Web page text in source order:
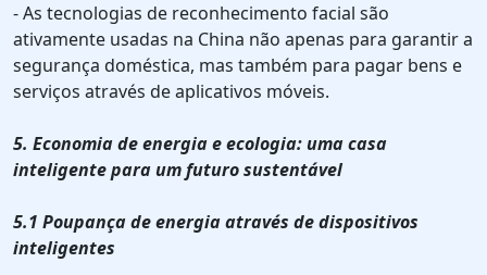
- As tecnologias de reconhecimento facial são
ativamente usadas na China não apenas para garantir a
segurança doméstica, mas também para pagar bens e
serviços através de aplicativos móveis.
5. Economia de energia e ecologia: uma casa
inteligente para um futuro sustentável
5.1 Poupança de energia através de dispositivos
inteligentes